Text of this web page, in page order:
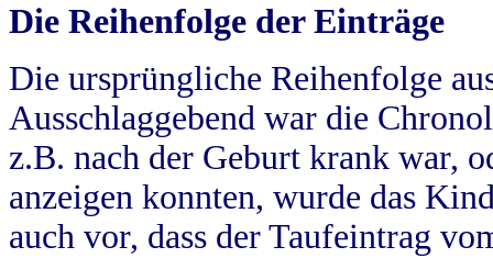
Die Reihenfolge der Einträge
Die ursprüngliche Reihenfolge
Ausschlaggebend war die
z.B. nach der Geburt krank war,
anzeigen konnten, wurde das
auch vor, dass der Taufeintrag